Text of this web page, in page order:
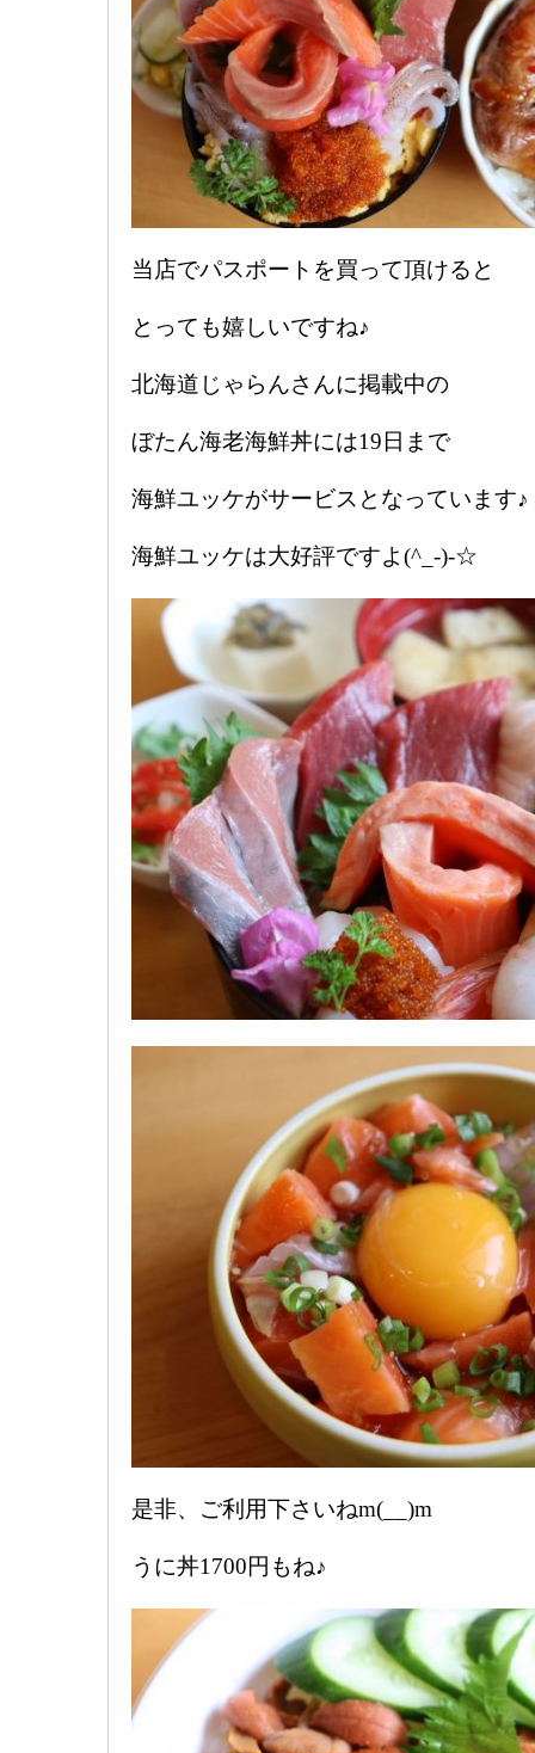
当店でパスポートを買って頂けると
とっても嬉しいですね♪
北海道じゃらんさんに掲載中の
ぼたん海老海鮮丼には19日まで
海鮮ユッケがサービスとなっています♪
海鮮ユッケは大好評ですよ(^_-)-☆
是非、ご利用下さいねm(__)m
うに丼1700円もね♪